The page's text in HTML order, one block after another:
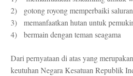
2) gotong royong memperbaiki
3) memanfaatkan hutan untuk
4) bermain dengan teman seagama
Dari pernyataan di atas yang
keutuhan Negara Kesatuan Republik